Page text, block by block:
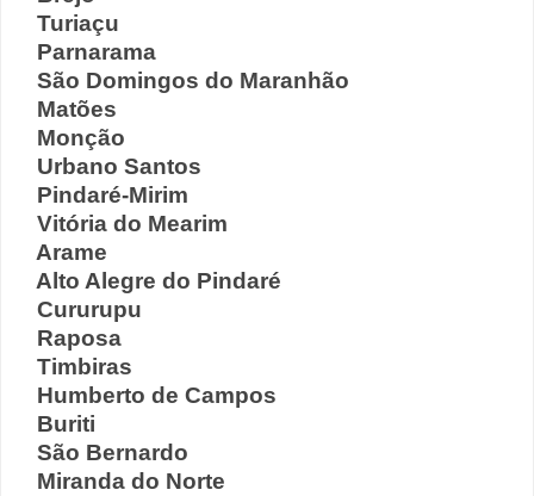
Turiaçu
Parnarama
São Domingos do Maranhão
Matões
Monção
Urbano Santos
Pindaré-Mirim
Vitória do Mearim
Arame
Alto Alegre do Pindaré
Cururupu
Raposa
Timbiras
Humberto de Campos
Buriti
São Bernardo
Miranda do Norte